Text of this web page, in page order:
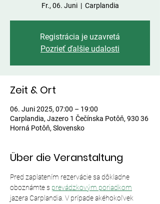
Fr., 06. Juni
  |
Carplandia
Registrácia je uzavretá
Pozrieť ďalšie udalosti
Zeit & Ort
06. Juni 2025, 07:00 – 19:00
Carplandia, Jazero 1 Čečínska Potôň, 930 36
Horná Potôň, Slovensko
Über die Veranstaltung
Pred zaplatením rezervácie sa dôkladne
oboznámte s prevádzkovým poriadkom
jazera Carplandia. V prípade akéhokoľvek